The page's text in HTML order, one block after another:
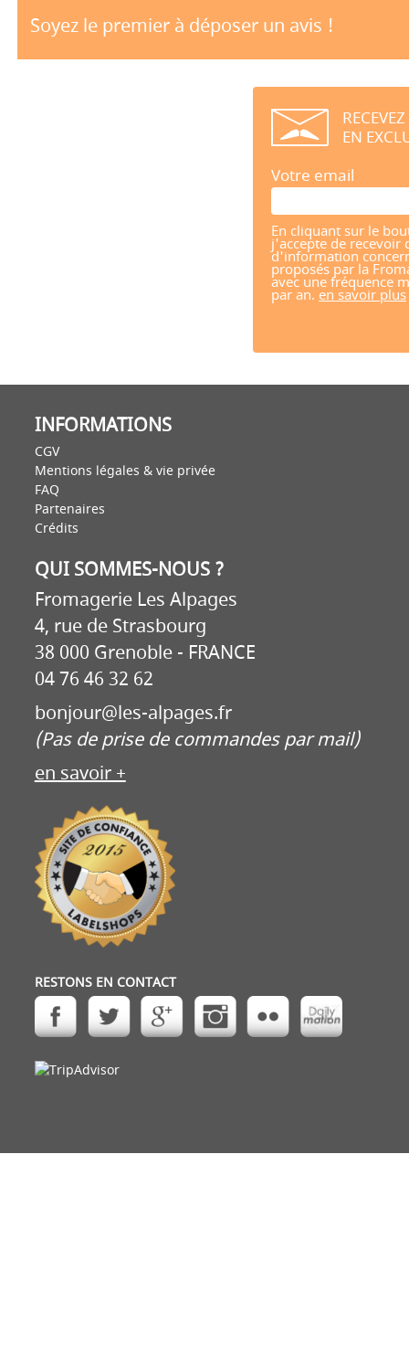
Soyez le premier à déposer un avis !
EN
Votre email
En cliquant sur le
j'accepte de recevoir
d'information
proposés par la
avec une fréquence
par an. en savoir plus
INFORMATIONS
CGV
Mentions légales & vie privée
FAQ
Partenaires
Crédits
QUI SOMMES-NOUS ?
Fromagerie Les Alpages
4, rue de Strasbourg
38 000 Grenoble - FRANCE
04 76 46 32 62
bonjour@les-alpages.fr
(Pas de prise de commandes par mail)
en savoir +
RESTONS EN CONTACT